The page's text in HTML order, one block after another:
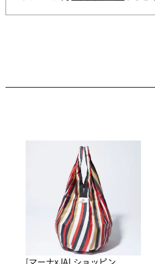
[マーナxJALショッピン